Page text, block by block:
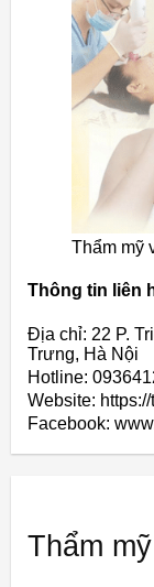
Thẩm mỹ
Thông tin liên
Địa chỉ: 22 P.
Trưng, Hà Nội
Hotline:
Website:
Facebook:
Thẩm